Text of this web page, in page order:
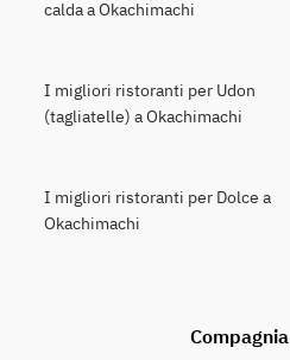
calda a Okachimachi
I migliori ristoranti per Udon
(tagliatelle) a Okachimachi
I migliori ristoranti per Dolce a
Okachimachi
Compagnia